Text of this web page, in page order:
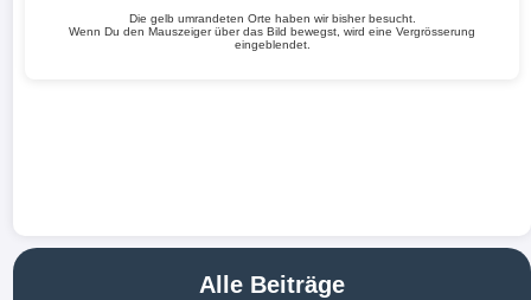
Die gelb umrandeten Orte haben wir bisher besucht.
Wenn Du den Mauszeiger über das Bild bewegst, wird eine Vergrösserung
eingeblendet.
Alle Beiträge